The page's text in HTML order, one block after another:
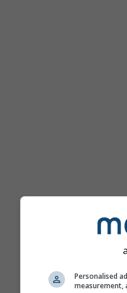
Personalised
measurement,